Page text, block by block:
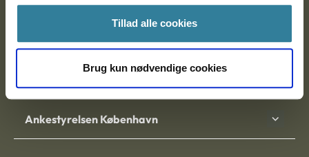
Tillad alle cookies
Brug kun nødvendige cookies
Nytorv 7, 2. sal
Ankestyrelsen København